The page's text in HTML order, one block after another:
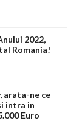
2022,
Romania!
arata-ne ce
intra in
Euro